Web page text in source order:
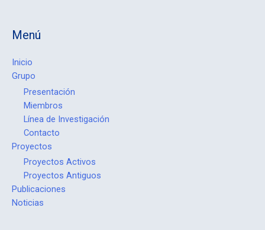
Menú
Inicio
Grupo
Presentación
Miembros
Línea de Investigación
Contacto
Proyectos
Proyectos Activos
Proyectos Antiguos
Publicaciones
Noticias